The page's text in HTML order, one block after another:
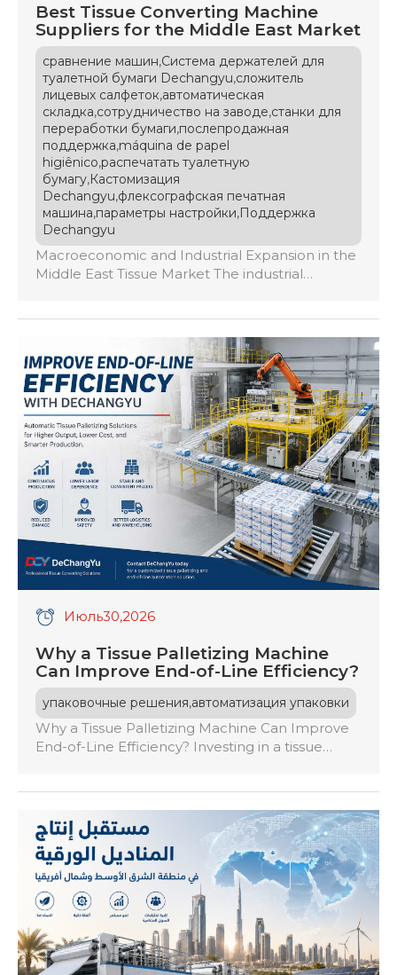
Best Tissue Converting Machine
Suppliers for the Middle East Market
сравнение машин,Система держателей для
туалетной бумаги Dechangyu,сложитель
лицевых салфеток,автоматическая
складка,сотрудничество на заводе,станки для
переработки бумаги,послепродажная
поддержка,máquina de papel
higiênico,распечатать туалетную
бумагу,Кастомизация
Dechangyu,флексографская печатная
машина,параметры настройки,Поддержка
Dechangyu
Macroeconomic and Industrial Expansion in the
Middle East Tissue Market The industrial
revolution in 2026. Driven by rapid urban
expansion, booming hospitality and tourism
sectors, rising healthcare standards, and
escalating consumer demand for premium
hygiene goods, the region […]
Июль30,2026
Why a Tissue Palletizing Machine
Can Improve End-of-Line Efficiency?
упаковочные решения,автоматизация упаковки
Why a Tissue Palletizing Machine Can Improve
End-of-Line Efficiency? Investing in a tissue
reduces the risk of damage during transport,
and boosts production capacity by
synchronizing with packaging lines. This
automation minimizes bottlenecks, enhances
workplace safety, and allows […]